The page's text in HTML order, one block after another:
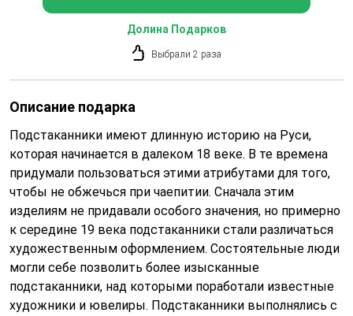
Долина Подарков
Выбрали 2 раза
Описание подарка
Подстаканники имеют длинную историю на Руси,
которая начинается в далеком 18 веке. В те времена
придумали пользоваться этими атрибутами для того,
чтобы не обжечься при чаепитии. Сначала этим
изделиям не придавали особого значения, но примерно
к середине 19 века подстаканники стали различаться
художественным оформлением. Состоятельные люди
могли себе позволить более изысканные
подстаканники, над которыми поработали известные
художники и ювелиры. Подстаканники выполнялись с